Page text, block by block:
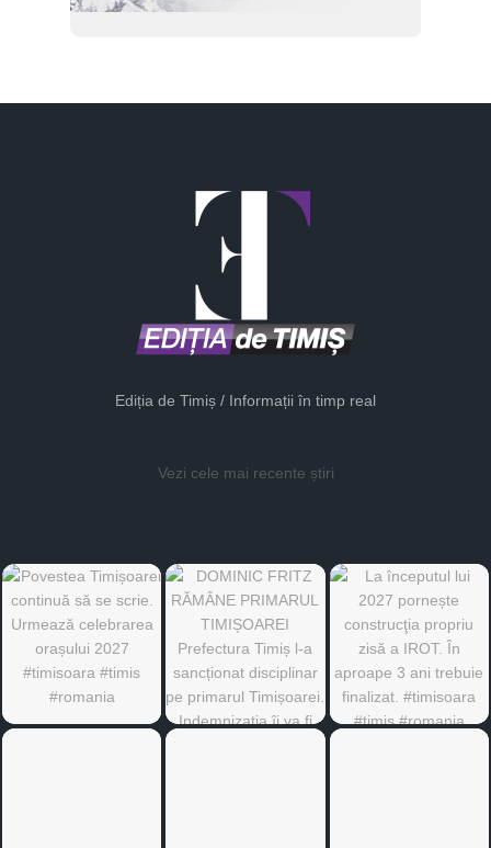
Ediția de Timiș / Informații în timp real
Vezi cele mai recente știri